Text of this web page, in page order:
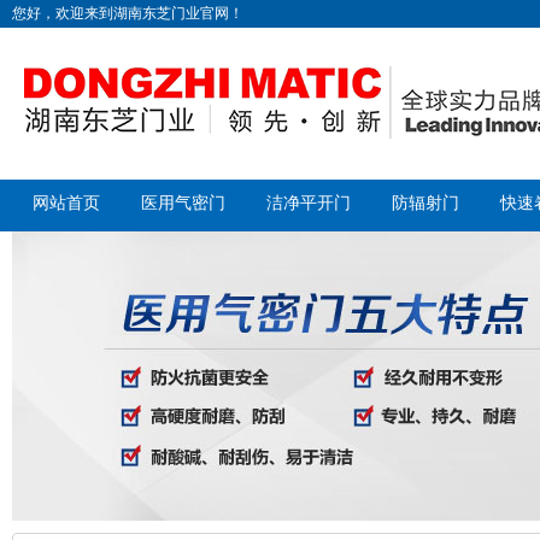
您好，欢迎来到湖南东芝门业官网！
网站首页 医用气密门 洁净平开门 防辐射门 快速